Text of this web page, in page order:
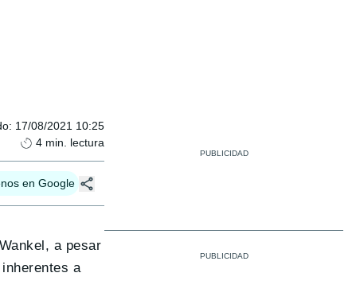
: 17/08/2021 10:25
4 min. lectura
en Google
a pesar
a